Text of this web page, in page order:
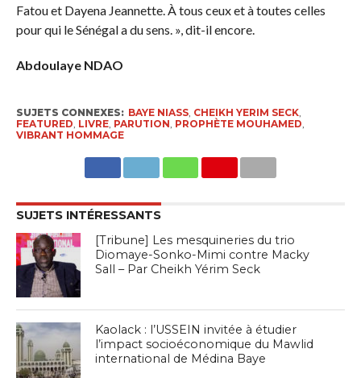
Fatou et Dayena Jeannette. À tous ceux et à toutes celles
pour qui le Sénégal a du sens. », dit-il encore.
Abdoulaye NDAO
SUJETS CONNEXES: BAYE NIASS, CHEIKH YERIM SECK,
FEATURED, LIVRE, PARUTION, PROPHÈTE MOUHAMED,
VIBRANT HOMMAGE
SUJETS INTÉRESSANTS
[Tribune] Les mesquineries du trio
Diomaye-Sonko-Mimi contre Macky
Sall – Par Cheikh Yérim Seck
Kaolack : l’USSEIN invitée à étudier
l’impact socioéconomique du Mawlid
international de Médina Baye